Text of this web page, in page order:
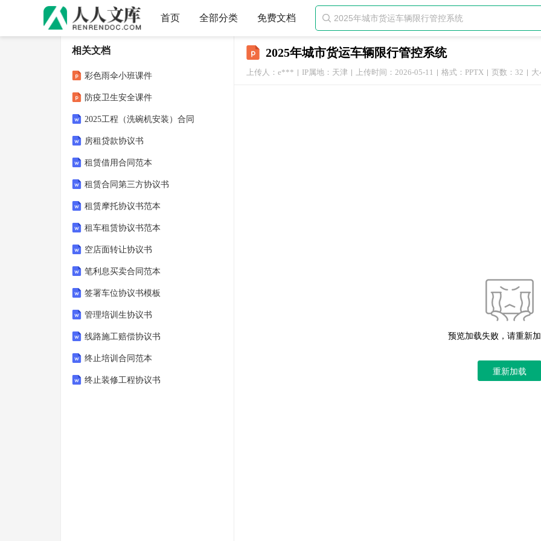
首页 全部分类 免费文档 
2025年城市货运车辆限行管控系统
上传人：e*** IP属地：天津 上传时间：2026-05-11 格式：PPTX 页数：32
预览加载失败，请重新
重新加载
相关文档
彩色雨伞小班课件
防疫卫生安全课件
2025工程（洗碗机安装）合同
房租贷款协议书
租赁借用合同范本
租赁合同第三方协议书
租赁摩托协议书范本
租车租赁协议书范本
空店面转让协议书
笔利息买卖合同范本
签署车位协议书模板
管理培训生协议书
线路施工赔偿协议书
终止培训合同范本
终止装修工程协议书